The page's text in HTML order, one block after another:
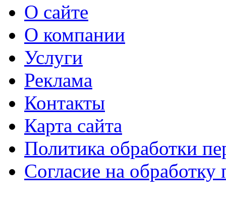
О сайте
О компании
Услуги
Реклама
Контакты
Карта сайта
Политика обработки
Согласие на